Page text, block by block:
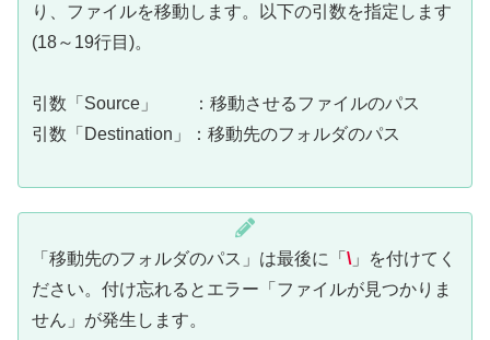
り、ファイルを移動します。以下の引数を指定します
(18～19行目)。
引数「Source」 ：移動させるファイルのパス
引数「Destination」：移動先のフォルダのパス
「移動先のフォルダのパス」は最後に「 \」を付けてく
ださい。付け忘れるとエラー「ファイルが見つかりま
せん」が発生します。